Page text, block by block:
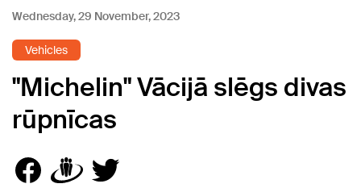
Wednesday, 29 November, 2023
Vehicles
"Michelin" Vācijā slēgs divas
rūpnīcas